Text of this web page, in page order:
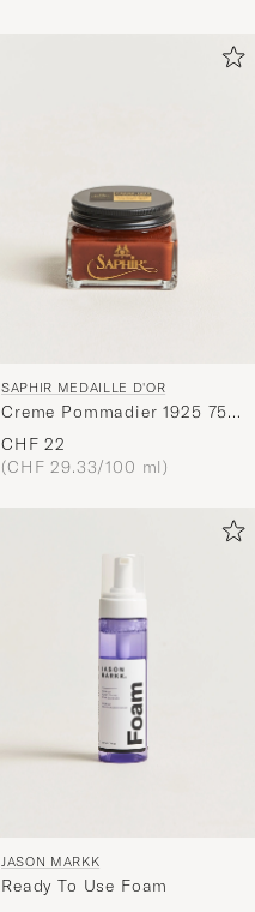
SAPHIR MEDAILLE D'OR
Creme Pommadier 1925 75
ml Cognac
CHF 22
(CHF 29.33/100 ml)
JASON MARKK
Ready To Use Foam